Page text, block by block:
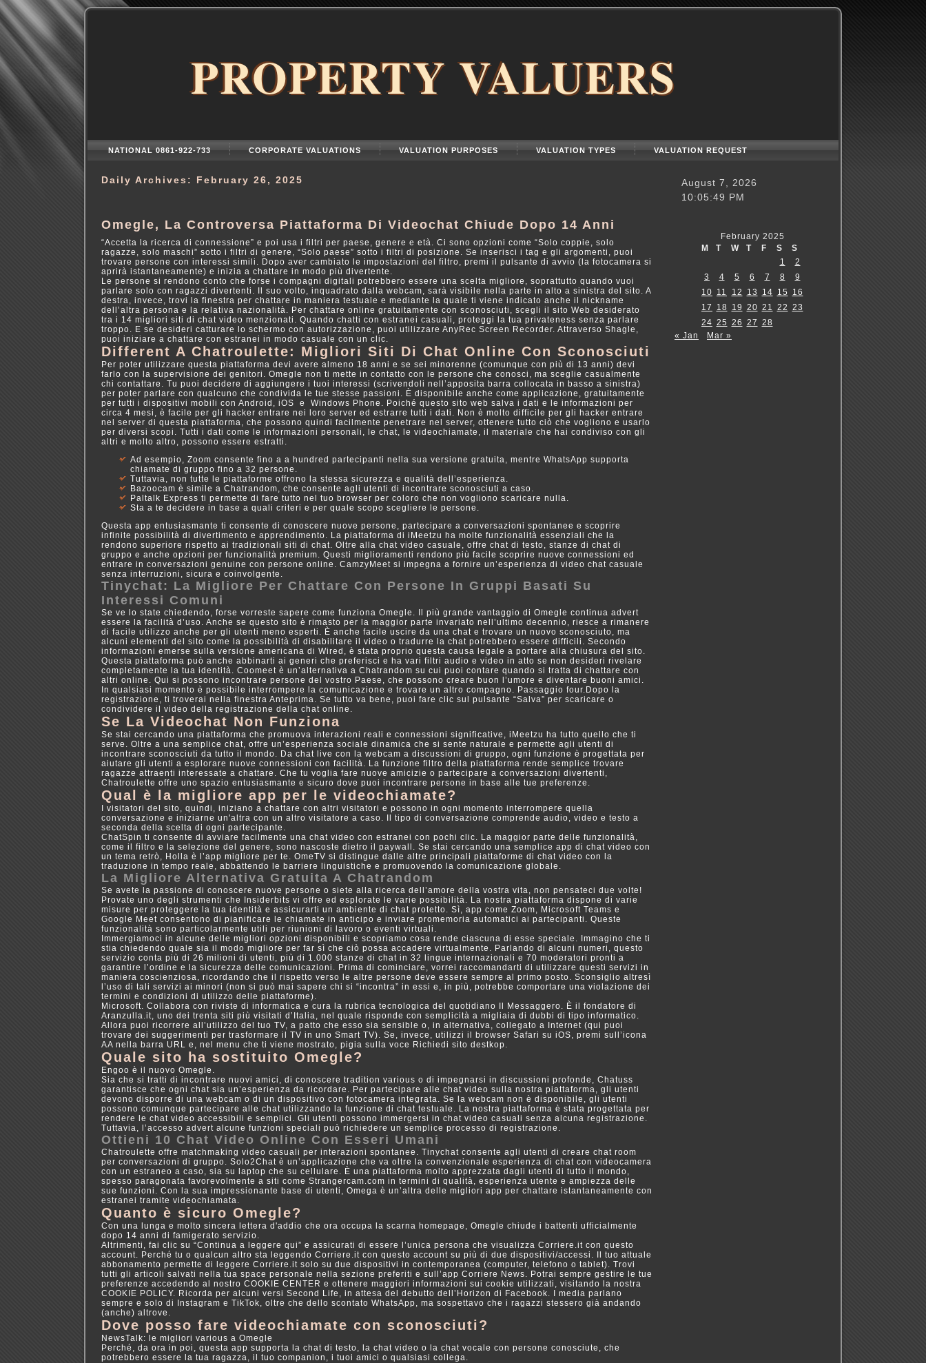
PROPERTY VALUERS
NATIONAL 0861-922-733 CORPORATE VALUATIONS VALUATION PURPOSES VALUATION TYPES VALUATION REQUEST
Daily Archives: February 26, 2025
Omegle, La Controversa Piattaforma Di Videochat Chiude Dopo 14 Anni
“Accetta la ricerca di connessione” e poi usa i filtri per paese, genere e età. Ci sono opzioni come “Solo coppie, solo
ragazze, solo maschi” sotto i filtri di genere, “Solo paese” sotto i filtri di posizione. Se inserisci i tag e gli argomenti, puoi
trovare persone con interessi simili. Dopo aver cambiato le impostazioni del filtro, premi il pulsante di avvio (la fotocamera si
aprirà istantaneamente) e inizia a chattare in modo più divertente.
Le persone si rendono conto che forse i compagni digitali potrebbero essere una scelta migliore, soprattutto quando vuoi
parlare solo con ragazzi divertenti. Il suo volto, inquadrato dalla webcam, sarà visibile nella parte in alto a sinistra del sito. A
destra, invece, trovi la finestra per chattare in maniera testuale e mediante la quale ti viene indicato anche il nickname
dell’altra persona e la relativa nazionalità. Per chattare online gratuitamente con sconosciuti, scegli il sito Web desiderato
tra i 14 migliori siti di chat video menzionati. Quando chatti con estranei casuali, proteggi la tua privateness senza parlare
troppo. E se desideri catturare lo schermo con autorizzazione, puoi utilizzare AnyRec Screen Recorder. Attraverso Shagle,
puoi iniziare a chattare con estranei in modo casuale con un clic.
Different A Chatroulette: Migliori Siti Di Chat Online Con Sconosciuti
Per poter utilizzare questa piattaforma devi avere almeno 18 anni e se sei minorenne (comunque con più di 13 anni) devi
farlo con la supervisione dei genitori. Omegle non ti mette in contatto con le persone che conosci, ma sceglie casualmente
chi contattare. Tu puoi decidere di aggiungere i tuoi interessi (scrivendoli nell’apposita barra collocata in basso a sinistra)
per poter parlare con qualcuno che condivida le tue stesse passioni. È disponibile anche come applicazione, gratuitamente
per tutti i dispositivi mobili con Android, iOS e Windows Phone. Poiché questo sito web salva i dati e le informazioni per
circa 4 mesi, è facile per gli hacker entrare nei loro server ed estrarre tutti i dati. Non è molto difficile per gli hacker entrare
nel server di questa piattaforma, che possono quindi facilmente penetrare nel server, ottenere tutto ciò che vogliono e usarlo
per diversi scopi. Tutti i dati come le informazioni personali, le chat, le videochiamate, il materiale che hai condiviso con gli
altri e molto altro, possono essere estratti.
Ad esempio, Zoom consente fino a a hundred partecipanti nella sua versione gratuita, mentre WhatsApp supporta
chiamate di gruppo fino a 32 persone.
Tuttavia, non tutte le piattaforme offrono la stessa sicurezza e qualità dell’esperienza.
Bazoocam è simile a Chatrandom, che consente agli utenti di incontrare sconosciuti a caso.
Paltalk Express ti permette di fare tutto nel tuo browser per coloro che non vogliono scaricare nulla.
Sta a te decidere in base a quali criteri e per quale scopo scegliere le persone.
Questa app entusiasmante ti consente di conoscere nuove persone, partecipare a conversazioni spontanee e scoprire
infinite possibilità di divertimento e apprendimento. La piattaforma di iMeetzu ha molte funzionalità essenziali che la
rendono superiore rispetto ai tradizionali siti di chat. Oltre alla chat video casuale, offre chat di testo, stanze di chat di
gruppo e anche opzioni per funzionalità premium. Questi miglioramenti rendono più facile scoprire nuove connessioni ed
entrare in conversazioni genuine con persone online. CamzyMeet si impegna a fornire un’esperienza di video chat casuale
senza interruzioni, sicura e coinvolgente.
Tinychat: La Migliore Per Chattare Con Persone In Gruppi Basati Su
Interessi Comuni
Se ve lo state chiedendo, forse vorreste sapere come funziona Omegle. Il più grande vantaggio di Omegle continua advert
essere la facilità d’uso. Anche se questo sito è rimasto per la maggior parte invariato nell’ultimo decennio, riesce a rimanere
di facile utilizzo anche per gli utenti meno esperti. È anche facile uscire da una chat e trovare un nuovo sconosciuto, ma
alcuni elementi del sito come la possibilità di disabilitare il video o tradurre la chat potrebbero essere difficili. Secondo
informazioni emerse sulla versione americana di Wired, è stata proprio questa causa legale a portare alla chiusura del sito.
Questa piattaforma può anche abbinarti ai generi che preferisci e ha vari filtri audio e video in atto se non desideri rivelare
completamente la tua identità. Coomeet è un’alternativa a Chatrandom su cui puoi contare quando si tratta di chattare con
altri online. Qui si possono incontrare persone del vostro Paese, che possono creare buon l’umore e diventare buoni amici.
In qualsiasi momento è possibile interrompere la comunicazione e trovare un altro compagno. Passaggio four.Dopo la
registrazione, ti troverai nella finestra Anteprima. Se tutto va bene, puoi fare clic sul pulsante “Salva” per scaricare o
condividere il video della registrazione della chat online.
Se La Videochat Non Funziona
Se stai cercando una piattaforma che promuova interazioni reali e connessioni significative, iMeetzu ha tutto quello che ti
serve. Oltre a una semplice chat, offre un’esperienza sociale dinamica che si sente naturale e permette agli utenti di
incontrare sconosciuti da tutto il mondo. Da chat live con la webcam a discussioni di gruppo, ogni funzione è progettata per
aiutare gli utenti a esplorare nuove connessioni con facilità. La funzione filtro della piattaforma rende semplice trovare
ragazze attraenti interessate a chattare. Che tu voglia fare nuove amicizie o partecipare a conversazioni divertenti,
Chatroulette offre uno spazio entusiasmante e sicuro dove puoi incontrare persone in base alle tue preferenze.
Qual è la migliore app per le videochiamate?
I visitatori del sito, quindi, iniziano a chattare con altri visitatori e possono in ogni momento interrompere quella
conversazione e iniziarne un'altra con un altro visitatore a caso. Il tipo di conversazione comprende audio, video e testo a
seconda della scelta di ogni partecipante.
ChatSpin ti consente di avviare facilmente una chat video con estranei con pochi clic. La maggior parte delle funzionalità,
come il filtro e la selezione del genere, sono nascoste dietro il paywall. Se stai cercando una semplice app di chat video con
un tema retrò, Holla è l’app migliore per te. OmeTV si distingue dalle altre principali piattaforme di chat video con la
traduzione in tempo reale, abbattendo le barriere linguistiche e promuovendo la comunicazione globale.
La Migliore Alternativa Gratuita A Chatrandom
Se avete la passione di conoscere nuove persone o siete alla ricerca dell’amore della vostra vita, non pensateci due volte!
Provate uno degli strumenti che Insiderbits vi offre ed esplorate le varie possibilità. La nostra piattaforma dispone di varie
misure per proteggere la tua identità e assicurarti un ambiente di chat protetto. Sì, app come Zoom, Microsoft Teams e
Google Meet consentono di pianificare le chiamate in anticipo e inviare promemoria automatici ai partecipanti. Queste
funzionalità sono particolarmente utili per riunioni di lavoro o eventi virtuali.
Immergiamoci in alcune delle migliori opzioni disponibili e scopriamo cosa rende ciascuna di esse speciale. Immagino che ti
stia chiedendo quale sia il modo migliore per far sì che ciò possa accadere virtualmente. Parlando di alcuni numeri, questo
servizio conta più di 26 milioni di utenti, più di 1.000 stanze di chat in 32 lingue internazionali e 70 moderatori pronti a
garantire l’ordine e la sicurezza delle comunicazioni. Prima di cominciare, vorrei raccomandarti di utilizzare questi servizi in
maniera coscienziosa, ricordando che il rispetto verso le altre persone deve essere sempre al primo posto. Sconsiglio altresì
l’uso di tali servizi ai minori (non si può mai sapere chi si “incontra” in essi e, in più, potrebbe comportare una violazione dei
termini e condizioni di utilizzo delle piattaforme).
Microsoft. Collabora con riviste di informatica e cura la rubrica tecnologica del quotidiano Il Messaggero. È il fondatore di
Aranzulla.it, uno dei trenta siti più visitati d’Italia, nel quale risponde con semplicità a migliaia di dubbi di tipo informatico.
Allora puoi ricorrere all’utilizzo del tuo TV, a patto che esso sia sensible o, in alternativa, collegato a Internet (qui puoi
trovare dei suggerimenti per trasformare il TV in uno Smart TV). Se, invece, utilizzi il browser Safari su iOS, premi sull’icona
AA nella barra URL e, nel menu che ti viene mostrato, pigia sulla voce Richiedi sito destkop.
Quale sito ha sostituito Omegle?
Engoo è il nuovo Omegle.
Sia che si tratti di incontrare nuovi amici, di conoscere tradition various o di impegnarsi in discussioni profonde, Chatuss
garantisce che ogni chat sia un’esperienza da ricordare. Per partecipare alle chat video sulla nostra piattaforma, gli utenti
devono disporre di una webcam o di un dispositivo con fotocamera integrata. Se la webcam non è disponibile, gli utenti
possono comunque partecipare alle chat utilizzando la funzione di chat testuale. La nostra piattaforma è stata progettata per
rendere le chat video accessibili e semplici. Gli utenti possono immergersi in chat video casuali senza alcuna registrazione.
Tuttavia, l’accesso advert alcune funzioni speciali può richiedere un semplice processo di registrazione.
Ottieni 10 Chat Video Online Con Esseri Umani
Chatroulette offre matchmaking video casuali per interazioni spontanee. Tinychat consente agli utenti di creare chat room
per conversazioni di gruppo. Solo2Chat è un’applicazione che va oltre la convenzionale esperienza di chat con videocamera
con un estraneo a caso, sia su laptop che su cellulare. È una piattaforma molto apprezzata dagli utenti di tutto il mondo,
spesso paragonata favorevolmente a siti come Strangercam.com in termini di qualità, esperienza utente e ampiezza delle
sue funzioni. Con la sua impressionante base di utenti, Omega è un’altra delle migliori app per chattare istantaneamente con
estranei tramite videochiamata.
Quanto è sicuro Omegle?
Con una lunga e molto sincera lettera d'addio che ora occupa la scarna homepage, Omegle chiude i battenti ufficialmente
dopo 14 anni di famigerato servizio.
Altrimenti, fai clic su “Continua a leggere qui” e assicurati di essere l’unica persona che visualizza Corriere.it con questo
account. Perché tu o qualcun altro sta leggendo Corriere.it con questo account su più di due dispositivi/accessi. Il tuo attuale
abbonamento permette di leggere Corriere.it solo su due dispositivi in contemporanea (computer, telefono o tablet). Trovi
tutti gli articoli salvati nella tua space personale nella sezione preferiti e sull’app Corriere News. Potrai sempre gestire le tue
preferenze accedendo al nostro COOKIE CENTER e ottenere maggiori informazioni sui cookie utilizzati, visitando la nostra
COOKIE POLICY. Ricorda per alcuni versi Second Life, in attesa del debutto dell’Horizon di Facebook. I media parlano
sempre e solo di Instagram e TikTok, oltre che dello scontato WhatsApp, ma sospettavo che i ragazzi stessero già andando
(anche) altrove.
Dove posso fare videochiamate con sconosciuti?
NewsTalk: le migliori various a Omegle
Perché, da ora in poi, questa app supporta la chat di testo, la chat video o la chat vocale con persone conosciute, che
potrebbero essere la tua ragazza, il tuo companion, i tuoi amici o qualsiasi collega.
August 7, 2026
10:05:49 PM
February 2025
M
T W T F S
S
1
2
3
4 5 6 7 8
9
10 11 12 13 14 15
16
17
18 19 20 21 22 23
24 25 26 27 28
« Jan
Mar »